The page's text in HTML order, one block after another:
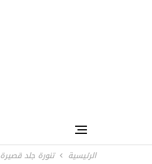
الرئيسية تنورة جلد قصيرة